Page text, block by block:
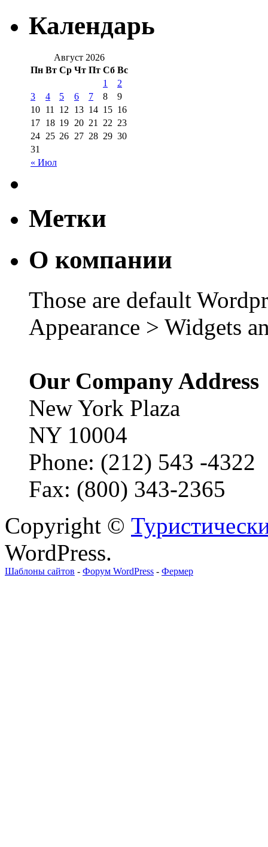
Календарь
Август 2026
Пн Вт Ср Чт Пт Сб Вс
« Июл
1
2
3
4 5 6 7 8
9
10 11 12 13 14 15 16
17 18 19 20 21 22 23
24 25 26 27 28 29 30
31
Метки
О компании
Those are default
Appearance > Widgets
Our Company Address
New York Plaza
NY 10004
Phone: (212) 543 -4322
Fax: (800) 343-2365
Copyright ©
WordPress.
Шаблоны сайтов - Форум WordPress - Фермер